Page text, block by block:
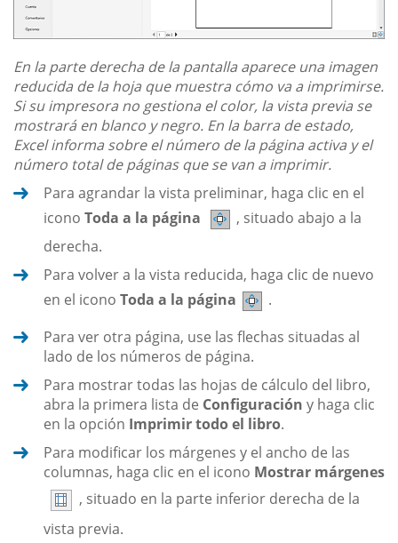
En la parte derecha de la pantalla aparece una imagen
reducida de la hoja que muestra cómo va a imprimirse.
Si su impresora no gestiona el color, la vista previa se
mostrará en blanco y negro. En la barra de estado,
Excel informa sobre el número de la página activa y el
número total de páginas que se van a imprimir.
Para agrandar la vista preliminar, haga clic en el
icono Toda a la página
, situado abajo a la
derecha.
Para volver a la vista reducida, haga clic de nuevo
en el icono Toda a la página
.
Para ver otra página, use las flechas situadas al
lado de los números de página.
Para mostrar todas las hojas de cálculo del libro,
abra la primera lista de Configuración y haga clic
en la opción Imprimir todo el libro.
Para modificar los márgenes y el ancho de las
columnas, haga clic en el icono Mostrar márgenes
, situado en la parte inferior derecha de la
vista previa.